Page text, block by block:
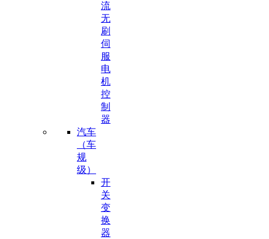
流
无
刷
伺
服
电
机
控
制
器
汽车
（车
规
级）
开
关
变
换
器